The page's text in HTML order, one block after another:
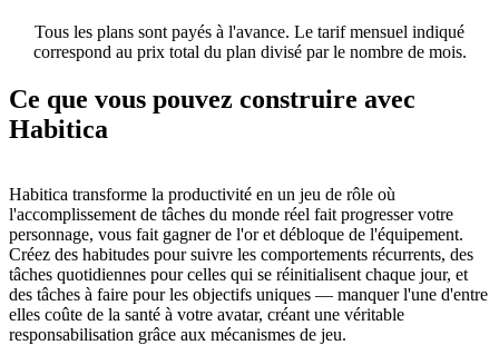
Tous les plans sont payés à l'avance. Le tarif mensuel indiqué
correspond au prix total du plan divisé par le nombre de mois.
Ce que vous pouvez construire avec
Habitica
Habitica transforme la productivité en un jeu de rôle où
l'accomplissement de tâches du monde réel fait progresser votre
personnage, vous fait gagner de l'or et débloque de l'équipement.
Créez des habitudes pour suivre les comportements récurrents, des
tâches quotidiennes pour celles qui se réinitialisent chaque jour, et
des tâches à faire pour les objectifs uniques — manquer l'une d'entre
elles coûte de la santé à votre avatar, créant une véritable
responsabilisation grâce aux mécanismes de jeu.